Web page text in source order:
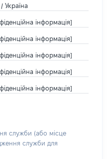
/ Україна
інформація]
інформація]
інформація]
інформація]
інформація]
служби (або місце
служби для